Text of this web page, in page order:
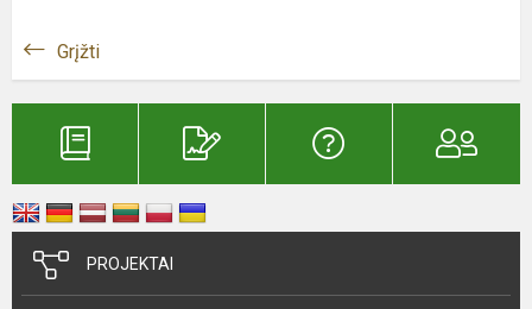
Grįžti
PROJEKTAI